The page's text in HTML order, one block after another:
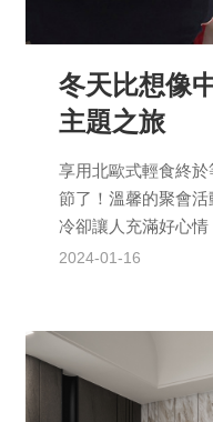
冬天比想像
主題之旅
享用北歐式輕食終
節了！溫馨的聚會
冷卻讓人充滿好心
之一，歐美的傳統與
2024-01-16